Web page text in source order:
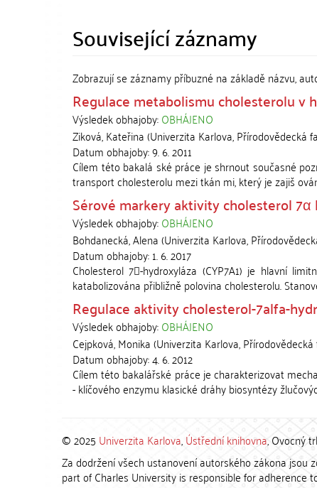
Související záznamy
Zobrazují se záznamy příbuzné na základě názvu,
Regulace metabolismu cholesterolu v
Výsledek obhajoby:OBHÁJENO
Ziková, Kateřina(Univerzita Karlova, Přírodovědecká
Datum obhajoby:9. 6. 2011
Cílem této bakalá ské práce je shrnout současné
transport cholesterolu mezi tkán mi, který je zajiš
Sérové markery aktivity cholesterol 7α
Výsledek obhajoby:OBHÁJENO
Bohdanecká, Alena(Univerzita Karlova,
Datum obhajoby:1. 6. 2017
Cholesterol 7-hydroxyláza (CYP7A1) je hlavní
katabolizována přibližně polovina cholesterolu.
Regulace aktivity cholesterol-7alfa-
Výsledek obhajoby:OBHÁJENO
Cejpková, Monika(Univerzita Karlova,
Datum obhajoby:4. 6. 2012
Cílem této bakalářské práce je charakterizovat
- klíčového enzymu klasické dráhy biosyntézy
© 2025 Univerzita Karlova,Ústřední knihovna, Ovocný
Za dodržení všech ustanovení autorského zákona
part of Charles University is responsible for adherence